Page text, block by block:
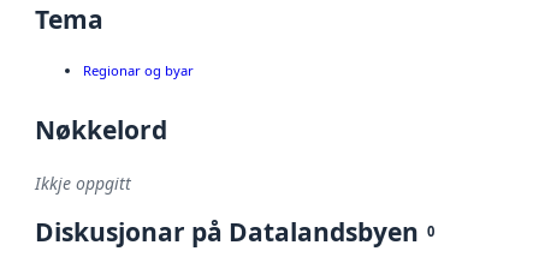
Tema
Regionar og byar
Nøkkelord
Ikkje oppgitt
Diskusjonar på Datalandsbyen 0